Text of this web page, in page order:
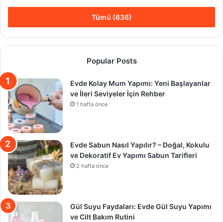
Tümü (636)
Popular Posts
Evde Kolay Mum Yapımı: Yeni Başlayanlar
ve İleri Seviyeler İçin Rehber
1 hafta önce
Evde Sabun Nasıl Yapılır? – Doğal, Kokulu
ve Dekoratif Ev Yapımı Sabun Tarifleri
2 hafta önce
Gül Suyu Faydaları: Evde Gül Suyu Yapımı
ve Cilt Bakım Rutini